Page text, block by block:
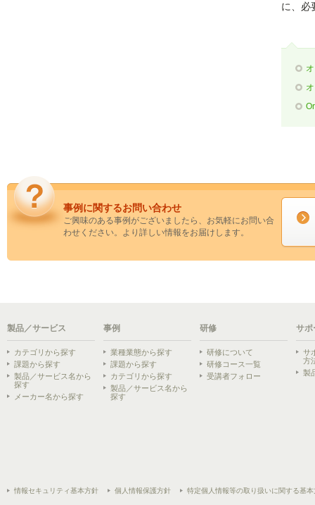
に、必
事例に関するお問い合わせ
ご興味のある事例がございましたら、お気軽にお問い合
わせください。より詳しい情報をお届けします。
製品／サービス
カテゴリから探す
課題から探す
製品／サービス名から
探す
メーカー名から探す
事例
業種業態から探す
課題から探す
カテゴリから探す
製品／サービス名から
探す
研修
研修について
研修コース一覧
受講者フォロー
サポ
サ
方
製
情報セキュリティ基本方針 個人情報保護方針 特定個人情報等の取り扱いに関する基本